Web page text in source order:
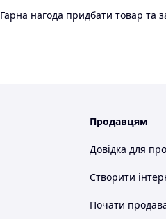
Гарна нагода придбати товар та
Продавцям
Довідка для
Створити
Почати